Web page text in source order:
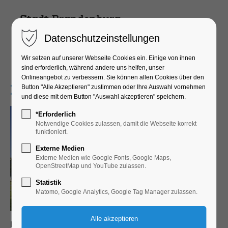
Kirche Wust
Die Gemeinde Wust gibt auf einer Informationstafel zum
Datenschutzeinstellungen
Wir setzen auf unserer Webseite Cookies ein. Einige von ihnen
sind erforderlich, während andere uns helfen, unser
Onlineangebot zu verbessern. Sie können allen Cookies über den
Button "Alle Akzeptieren" zustimmen oder Ihre Auswahl vornehmen
und diese mit dem Button "Auswahl akzeptieren" speichern.
*Erforderlich
Notwendige Cookies zulassen, damit die Webseite korrekt
funktioniert.
Externe Medien
Externe Medien wie Google Fonts, Google Maps,
OpenStreetMap und YouTube zulassen.
Statistik
Matomo, Google Analytics, Google Tag Manager zulassen.